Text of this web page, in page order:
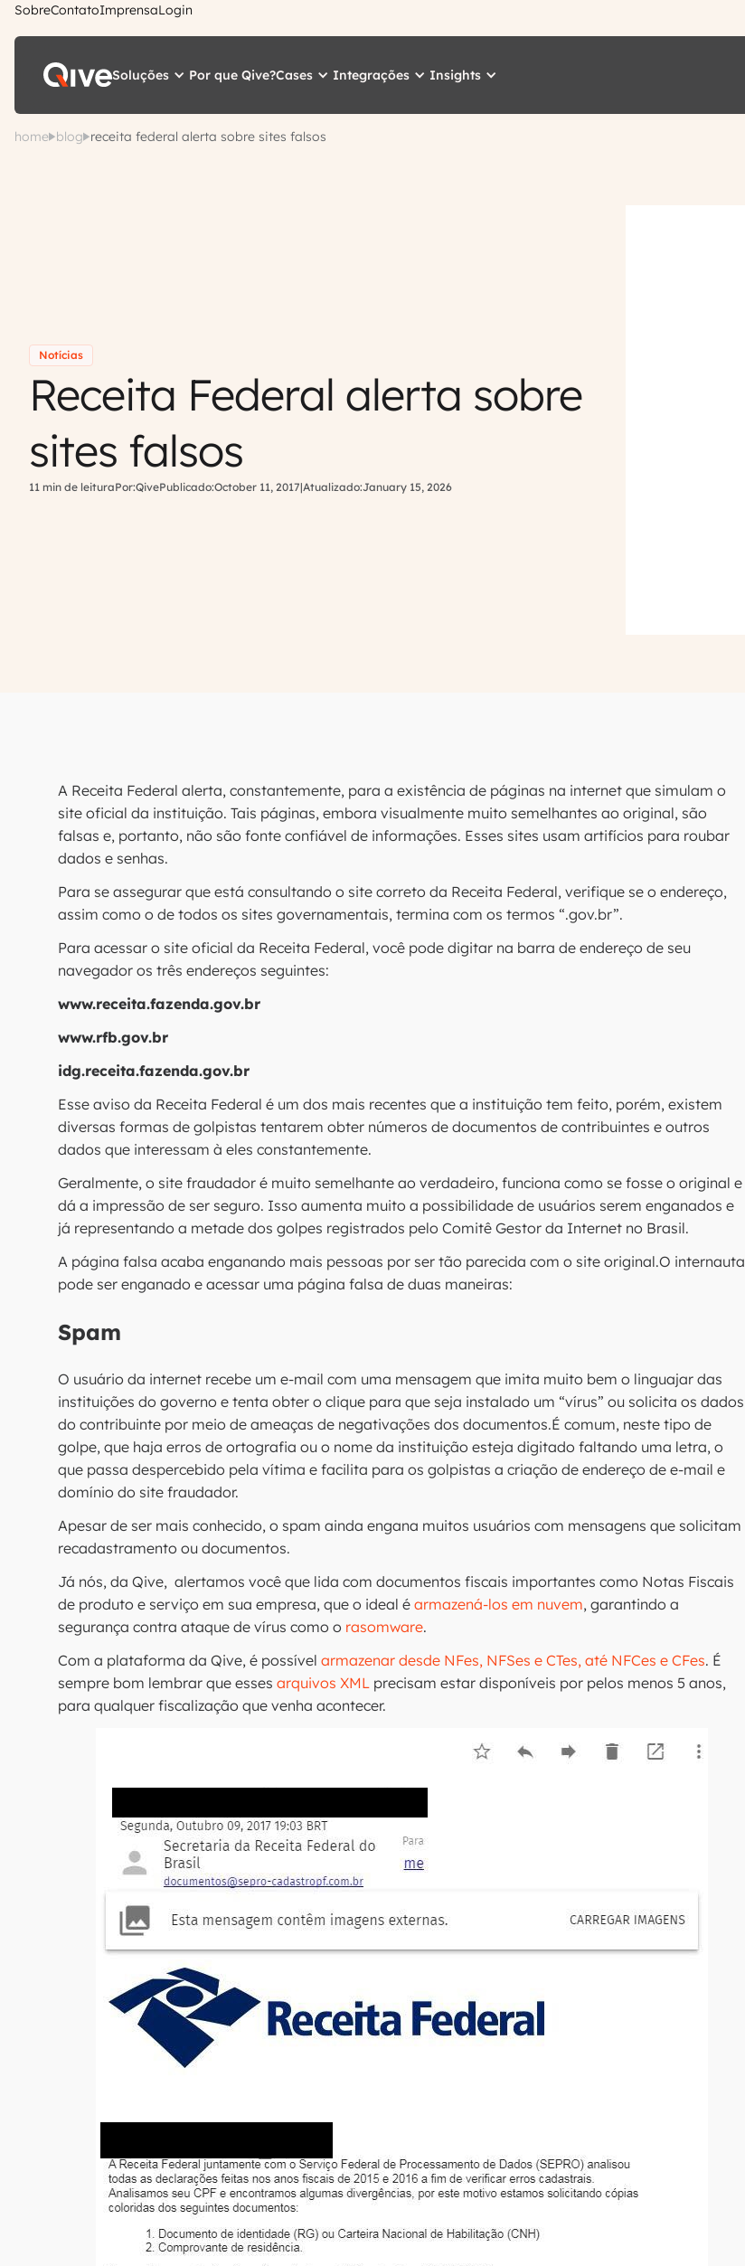
SobreContatoImprensaLogin
Soluções Por que Qive?Cases Integrações Insights
home blog receita federal alerta sobre sites falsos
Notícias
Receita Federal alerta sobre
sites falsos
11 min de leituraPor:QivePublicado:October 11, 2017|Atualizado:January 15, 2026
A Receita Federal alerta, constantemente, para a existência de páginas na internet que simulam o
site oficial da instituição. Tais páginas, embora visualmente muito semelhantes ao original, são
falsas e, portanto, não são fonte confiável de informações. Esses sites usam artifícios para roubar
dados e senhas.
Para se assegurar que está consultando o site correto da Receita Federal, verifique se o endereço,
assim como o de todos os sites governamentais, termina com os termos “.gov.br”.
Para acessar o site oficial da Receita Federal, você pode digitar na barra de endereço de seu
navegador os três endereços seguintes:
www.receita.fazenda.gov.br
www.rfb.gov.br
idg.receita.fazenda.gov.br
Esse aviso da Receita Federal é um dos mais recentes que a instituição tem feito, porém, existem
diversas formas de golpistas tentarem obter números de documentos de contribuintes e outros
dados que interessam à eles constantemente.
Geralmente, o site fraudador é muito semelhante ao verdadeiro, funciona como se fosse o original e
dá a impressão de ser seguro. Isso aumenta muito a possibilidade de usuários serem enganados e
já representando a metade dos golpes registrados pelo Comitê Gestor da Internet no Brasil.
A página falsa acaba enganando mais pessoas por ser tão parecida com o site original.O internauta
pode ser enganado e acessar uma página falsa de duas maneiras:
Spam
O usuário da internet recebe um e-mail com uma mensagem que imita muito bem o linguajar das
instituições do governo e tenta obter o clique para que seja instalado um “vírus” ou solicita os dados
do contribuinte por meio de ameaças de negativações dos documentos.É comum, neste tipo de
golpe, que haja erros de ortografia ou o nome da instituição esteja digitado faltando uma letra, o
que passa despercebido pela vítima e facilita para os golpistas a criação de endereço de e-mail e
domínio do site fraudador.
Apesar de ser mais conhecido, o spam ainda engana muitos usuários com mensagens que solicitam
recadastramento ou documentos.
Já nós, da Qive, alertamos você que lida com documentos fiscais importantes como Notas Fiscais
de produto e serviço em sua empresa, que o ideal é armazená-los em nuvem, garantindo a
segurança contra ataque de vírus como o rasomware.
Com a plataforma da Qive, é possível armazenar desde NFes, NFSes e CTes, até NFCes e CFes. É
sempre bom lembrar que esses arquivos XML precisam estar disponíveis por pelos menos 5 anos,
para qualquer fiscalização que venha acontecer.